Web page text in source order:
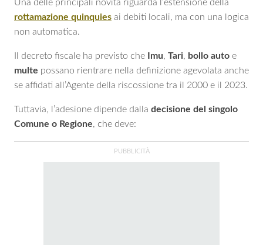
Una delle principali novità riguarda l’estensione della
rottamazione quinquies ai debiti locali, ma con una logica
non automatica.
Il decreto fiscale ha previsto che Imu, Tari, bollo auto e
multe possano rientrare nella definizione agevolata anche
se affidati all’Agente della riscossione tra il 2000 e il 2023.
Tuttavia, l’adesione dipende dalla decisione del singolo
Comune o Regione, che deve: